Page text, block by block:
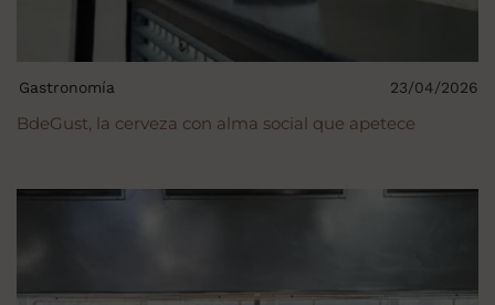
BdeGust, la cerveza con alma social que apetece
Gastronomía 23/04/2026